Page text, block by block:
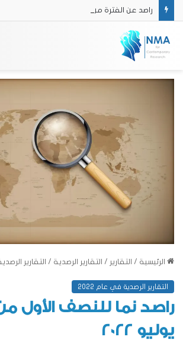
راصد عن الفترة من 16/2 حتى 31/3 2025
الرئيسية / التقارير / التقارير الرصدية / التقارير
التقارير الرصدية في عام 2022
راصد نما للنصف الأول
يوليو 2022